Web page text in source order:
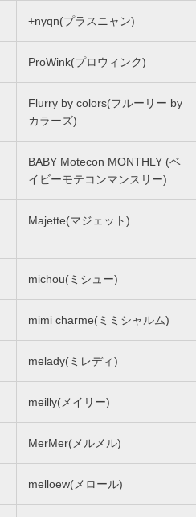
+nyqn(プラスニャン)
ProWink(プロウィンク)
Flurry by colors(フルーリー by
カラーズ)
BABY Motecon MONTHLY (ベ
イビーモテコンマンスリー)
Majette(マジェット)
michou(ミシュー)
mimi charme(ミミシャルム)
melady(ミレディ)
meilly(メイリー)
MerMer(メルメル)
melloew(メロール)